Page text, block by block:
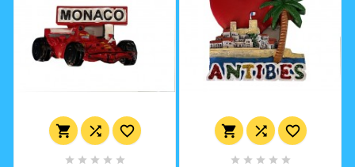
  
    
  
    